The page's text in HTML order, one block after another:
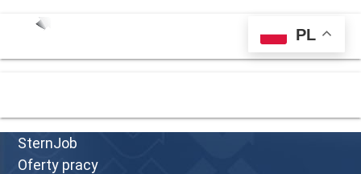
menu
SternJob
Oferty pracy
PL